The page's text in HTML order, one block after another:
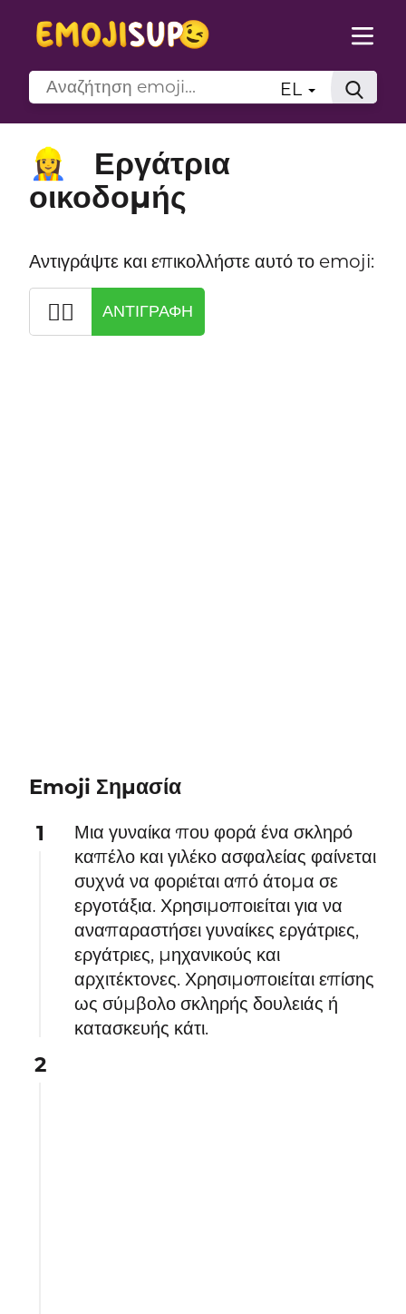
EL
👷‍♀️
Εργάτρια
οικοδομής
Αντιγράψτε και επικολλήστε αυτό το emoji:
👷‍♀️ ΑΝΤΙΓΡΑΦΉ
Emoji Σημασία
1
Μια γυναίκα που φορά ένα σκληρό
καπέλο και γιλέκο ασφαλείας φαίνεται
συχνά να φοριέται από άτομα σε
εργοτάξια. Χρησιμοποιείται για να
αναπαραστήσει γυναίκες εργάτριες,
εργάτριες, μηχανικούς και
αρχιτέκτονες. Χρησιμοποιείται επίσης
ως σύμβολο σκληρής δουλειάς ή
κατασκευής κάτι.
2